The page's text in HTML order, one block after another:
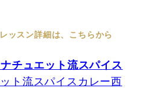
ッスン詳細は、こちらから
チュエット流スパイス
ト流スパイスカレー西